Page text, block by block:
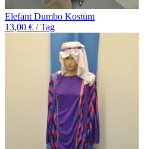
Elefant Dumbo Kostüm
13,00 € / Tag